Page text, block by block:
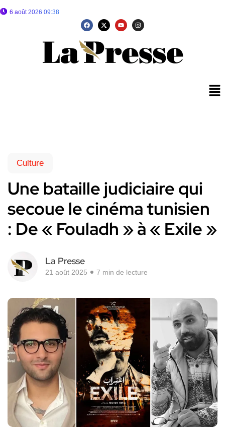
6 août 2026 09:38
Culture
Une bataille judiciaire qui
secoue le cinéma tunisien
: De « Fouladh » à « Exile »
La Presse
21 août 2025 7 min de lecture